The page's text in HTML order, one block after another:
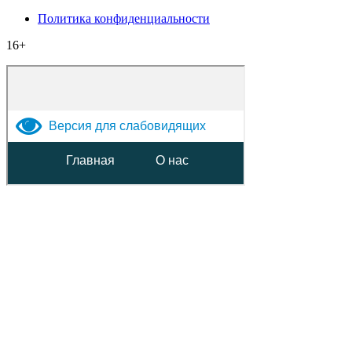
Политика конфиденциальности
16+